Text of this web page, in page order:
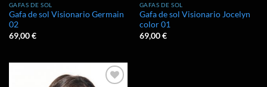
GAFAS DE SOL
Gafa de sol Visionario Germain
02
69,00€
GAFAS DE SOL
Gafa de sol Visionario Jocelyn
color 01
69,00€